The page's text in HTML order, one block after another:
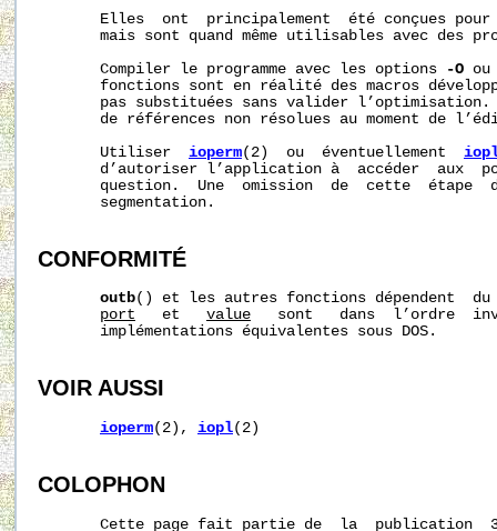
Elles  ont  principalement  été conçues
mais sont quand même utilisables avec des
       Compiler le programme avec les options
-O
fonctions sont en réalité des macros
pas substituées sans valider
de références non résolues au moment de
       Utiliser
ioperm(2)  ou  éventuellement
d’autoriser l’application à  accéder  aux
question.  Une  omission  de  cette  étape
       segmentation.
CONFORMITÉ
outb() et les autres fonctions dépendent
port
   et
value
sont   dans  l’ordre
       implémentations équivalentes sous DOS.
VOIR AUSSI
ioperm(2), iopl(2)
COLOPHON
Cette page fait partie de  la  publication